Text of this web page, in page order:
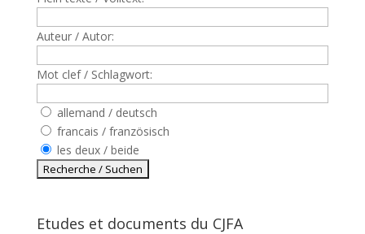
Auteur / Autor:
Mot clef / Schlagwort:
allemand / deutsch
francais / französisch
les deux / beide
Etudes et documents du CJFA